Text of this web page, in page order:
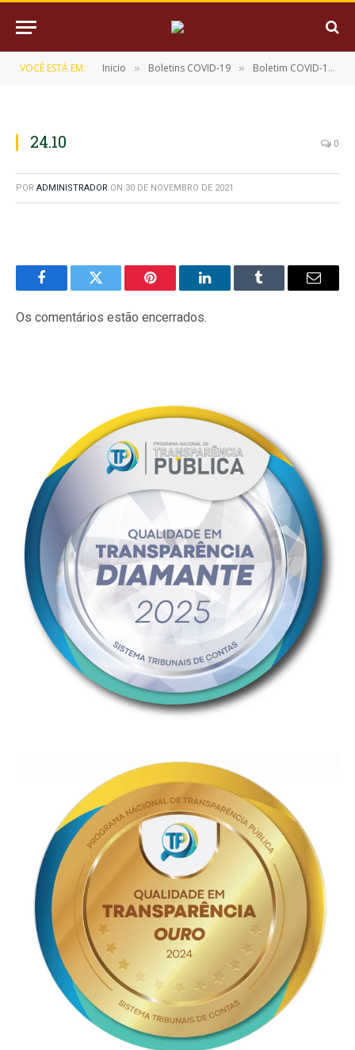
VOCÊ ESTÁ EM: Inicio » Boletins COVID-19 » Boletim COVID-19 (24/10/2021)
24.10 0
POR ADMINISTRADOR ON 30 DE NOVEMBRO DE 2021
FacebookTwitter Pinterest LinkedInTumblr
E-
Os comentários estão encerrados.